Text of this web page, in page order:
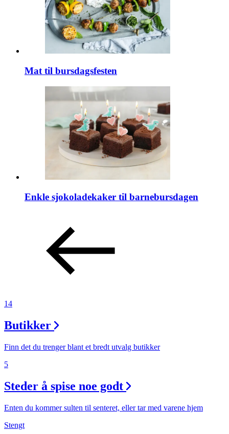
Mat til bursdagsfesten
Enkle sjokoladekaker til barnebursdagen
14
Butikker
Finn det du trenger blant et bredt utvalg butikker
5
Steder å spise noe godt
Enten du kommer sulten til senteret, eller tar med varene hjem
Stengt